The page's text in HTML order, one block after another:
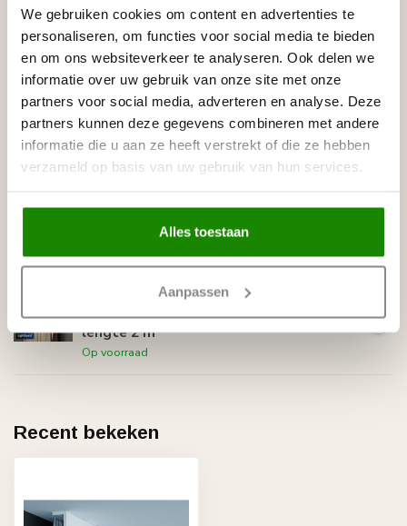
We gebruiken cookies om content en advertenties te
personaliseren, om functies voor social media te bieden
en om ons websiteverkeer te analyseren. Ook delen we
informatie over uw gebruik van onze site met onze
partners voor social media, adverteren en analyse. Deze
partners kunnen deze gegevens combineren met andere
informatie die u aan ze heeft verstrekt of die ze hebben
verzameld op basis van uw gebruik van hun services.
Alles toestaan
Aanpassen
Op voorraad
LIJST & ORNAMENT
Lijst & Ornament MD161 (92 x 83
mm), lengte 2 m, HDPS - LED
sierlijst voor indirecte
verlichting
Op voorraad
€39,78
LED QL036 (148 x 45 mm), €49,10
LIJST & ORNAMENT
Lijst & Ornament Gordijnkoof
LED QL035 (120 x 40 mm),
lengte 2 m
Op voorraad
€34,10
Recent bekeken